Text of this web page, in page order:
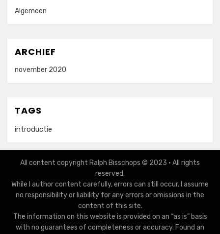
Algemeen
ARCHIEF
november 2020
TAGS
introductie
All content copyright Ralph Bisschops © 2023 • All rights
reserved.
While I author content carefully, errors can still occur. I assume
no responsibility or liability for any errors or omissions in the
content of this site.
The information on this website is provided on an “as is” basis
with no guarantees of completeness or accuracy. Found an